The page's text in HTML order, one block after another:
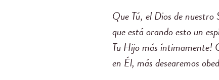
Que Tú, el Dios de
que está orando esto un
Tu Hijo más íntimamente!
en Él, más desearemos